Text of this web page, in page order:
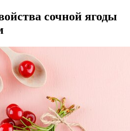
сочной ягоды